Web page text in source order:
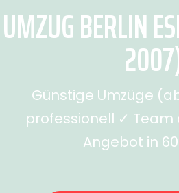
UMZUG BERLIN
Günstige Umzüge
professionell ✓ Team
Angebot in